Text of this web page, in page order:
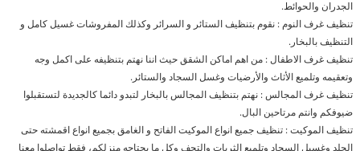
الجدران والحوائط.
تنظيف غرف النوم : نقوم بتنظيف الستائر و السرائر وكذلك المفروشات غسيل كامل و
التنظيف بالبخار.
تنظيف غرف الاطفال : من اهم اماكن الشقق حيث اننا نهتم بتنظيفه على اكمل وجه
وتعقيمه وتلميع الأثاث والأرضيات وغسل السجاد والستائر.
تنظيف غرف المجالس : نهتم بتنظيف المجالس بالبخار لتبدو دائما كالجديدة لتستقبلوا
ضيوفكم وانتم مرتاحين البال.
تنظيف الموكيت : تنظيف جميع انواع الموكيت الفاتح و الغامق بجميع انواع اقمشته حتى
الجلد وغسيل السجاد وتلميع الثريات والتحف وكل ما يحتاجه منزلكم، فقط تواصلوا معنا